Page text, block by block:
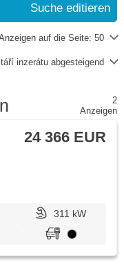
Suche editieren
auf die Seite: 50
inzerátu abgesteigend
2
Anzeigen
24 366 EUR
311 kW